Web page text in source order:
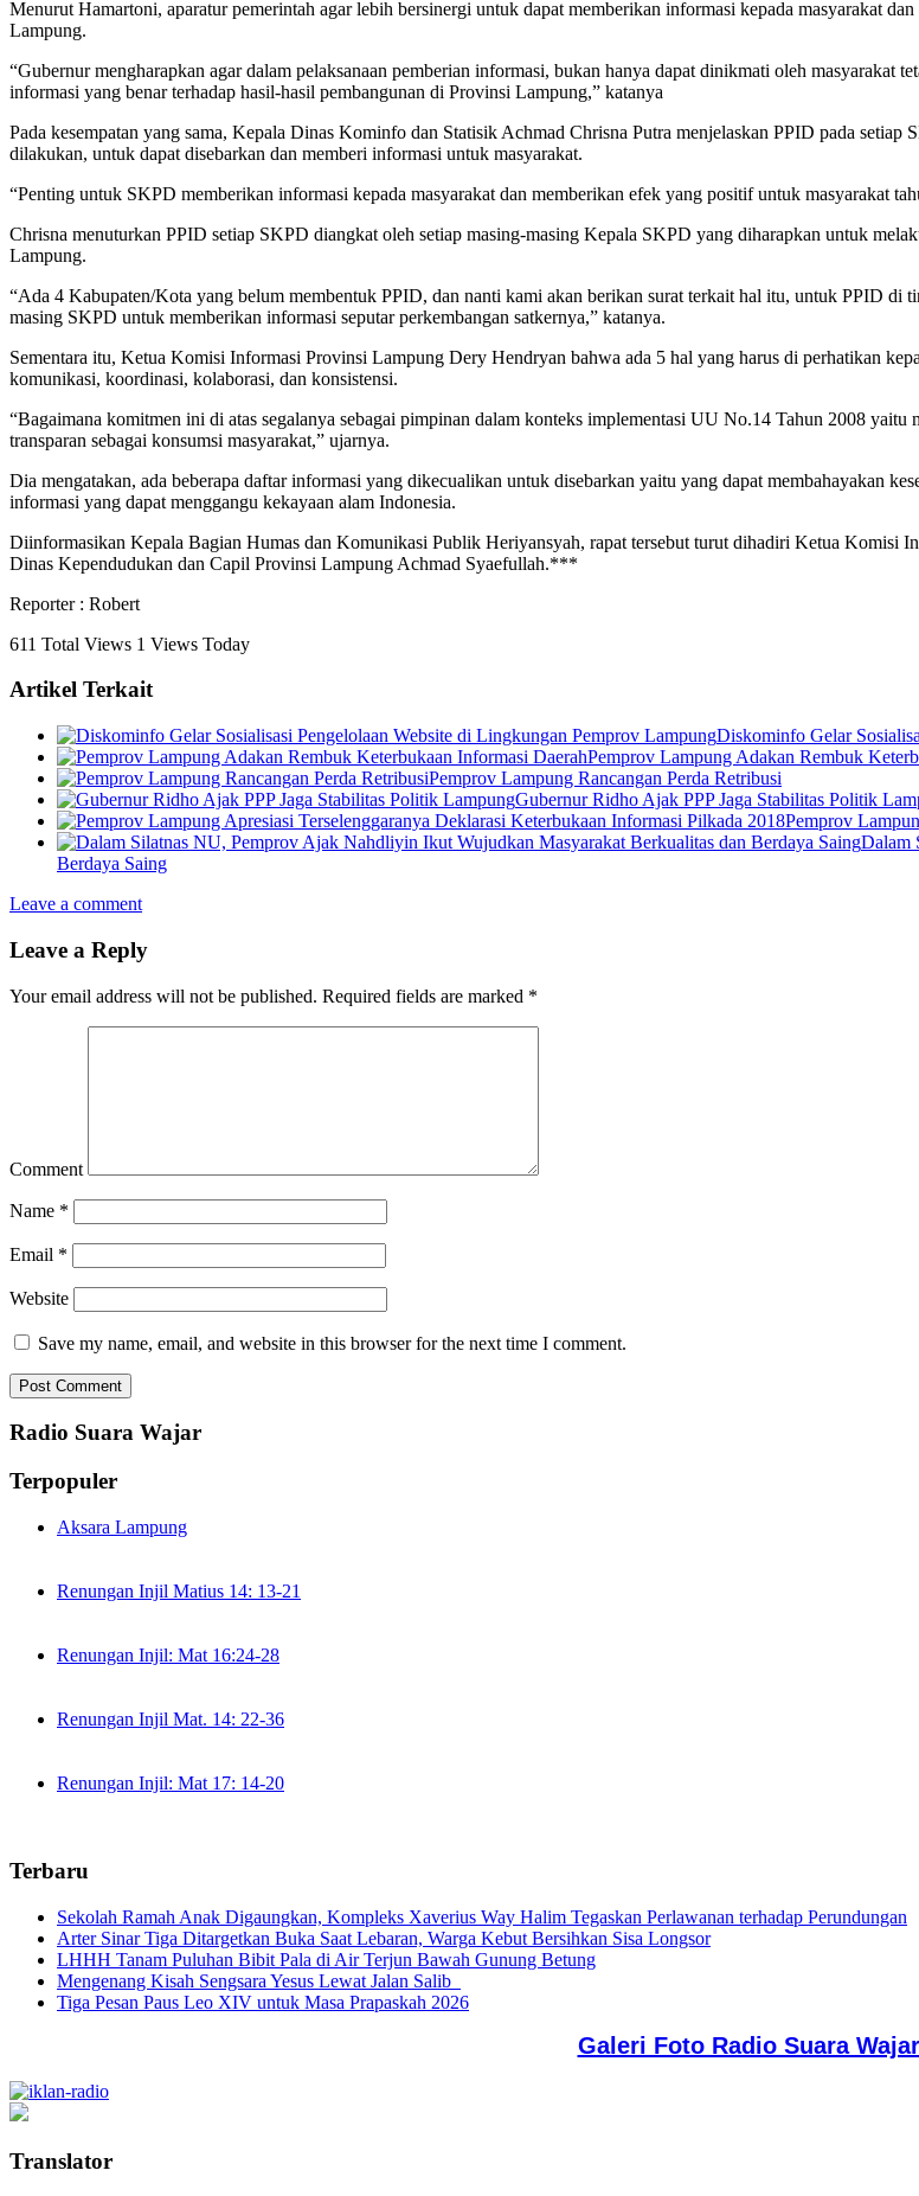
Menurut Hamartoni, aparatur pemerintah agar lebih bersinergi untuk dapat memberikan informasi kepada masyarakat
Lampung.
“Gubernur mengharapkan agar dalam pelaksanaan pemberian informasi, bukan hanya dapat dinikmati oleh masyarakat
informasi yang benar terhadap hasil-hasil pembangunan di Provinsi Lampung,” katanya
Pada kesempatan yang sama, Kepala Dinas Kominfo dan Statisik Achmad Chrisna Putra menjelaskan PPID pada
dilakukan, untuk dapat disebarkan dan memberi informasi untuk masyarakat.
“Penting untuk SKPD memberikan informasi kepada masyarakat dan memberikan efek yang positif untuk masyarakat
Chrisna menuturkan PPID setiap SKPD diangkat oleh setiap masing-masing Kepala SKPD yang diharapkan untuk
Lampung.
“Ada 4 Kabupaten/Kota yang belum membentuk PPID, dan nanti kami akan berikan surat terkait hal itu, untuk PPID
masing SKPD untuk memberikan informasi seputar perkembangan satkernya,” katanya.
Sementara itu, Ketua Komisi Informasi Provinsi Lampung Dery Hendryan bahwa ada 5 hal yang harus di perhatikan
komunikasi, koordinasi, kolaborasi, dan konsistensi.
“Bagaimana komitmen ini di atas segalanya sebagai pimpinan dalam konteks implementasi UU No.14 Tahun 2008
transparan sebagai konsumsi masyarakat,” ujarnya.
Dia mengatakan, ada beberapa daftar informasi yang dikecualikan untuk disebarkan yaitu yang dapat membahayakan
informasi yang dapat menggangu kekayaan alam Indonesia.
Diinformasikan Kepala Bagian Humas dan Komunikasi Publik Heriyansyah, rapat tersebut turut dihadiri Ketua
Dinas Kependudukan dan Capil Provinsi Lampung Achmad Syaefullah.***
Reporter : Robert
611 Total Views 1 Views Today
Artikel Terkait
Diskominfo Gelar
Pemprov Lampung Adakan Rembuk
Pemprov Lampung Rancangan Perda Retribusi
Gubernur Ridho Ajak PPP Jaga Stabilitas Politik
Pemprov
Dalam
Berdaya Saing
Leave a comment
Leave a Reply
Your email address will not be published. Required fields are marked *
Comment
Name *
Email *
Website
Save my name, email, and website in this browser for the next time I comment.
Radio Suara Wajar
Terpopuler
Aksara Lampung
Renungan Injil Matius 14: 13-21
Renungan Injil: Mat 16:24-28
Renungan Injil Mat. 14: 22-36
Renungan Injil: Mat 17: 14-20
Terbaru
Sekolah Ramah Anak Digaungkan, Kompleks Xaverius Way Halim Tegaskan Perlawanan terhadap Perundungan
Arter Sinar Tiga Ditargetkan Buka Saat Lebaran, Warga Kebut Bersihkan Sisa Longsor
LHHH Tanam Puluhan Bibit Pala di Air Terjun Bawah Gunung Betung
Mengenang Kisah Sengsara Yesus Lewat Jalan Salib
Tiga Pesan Paus Leo XIV untuk Masa Prapaskah 2026
Galeri Foto Radio Suara
Translator